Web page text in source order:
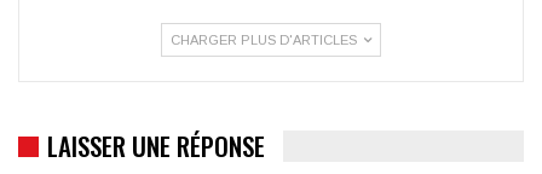
CHARGER PLUS D'ARTICLES
LAISSER UNE RÉPONSE